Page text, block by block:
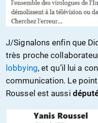
J/Signalons enfin que
très proche
lobbying, et qu’il lui a
communication. Le
Roussel est aussi